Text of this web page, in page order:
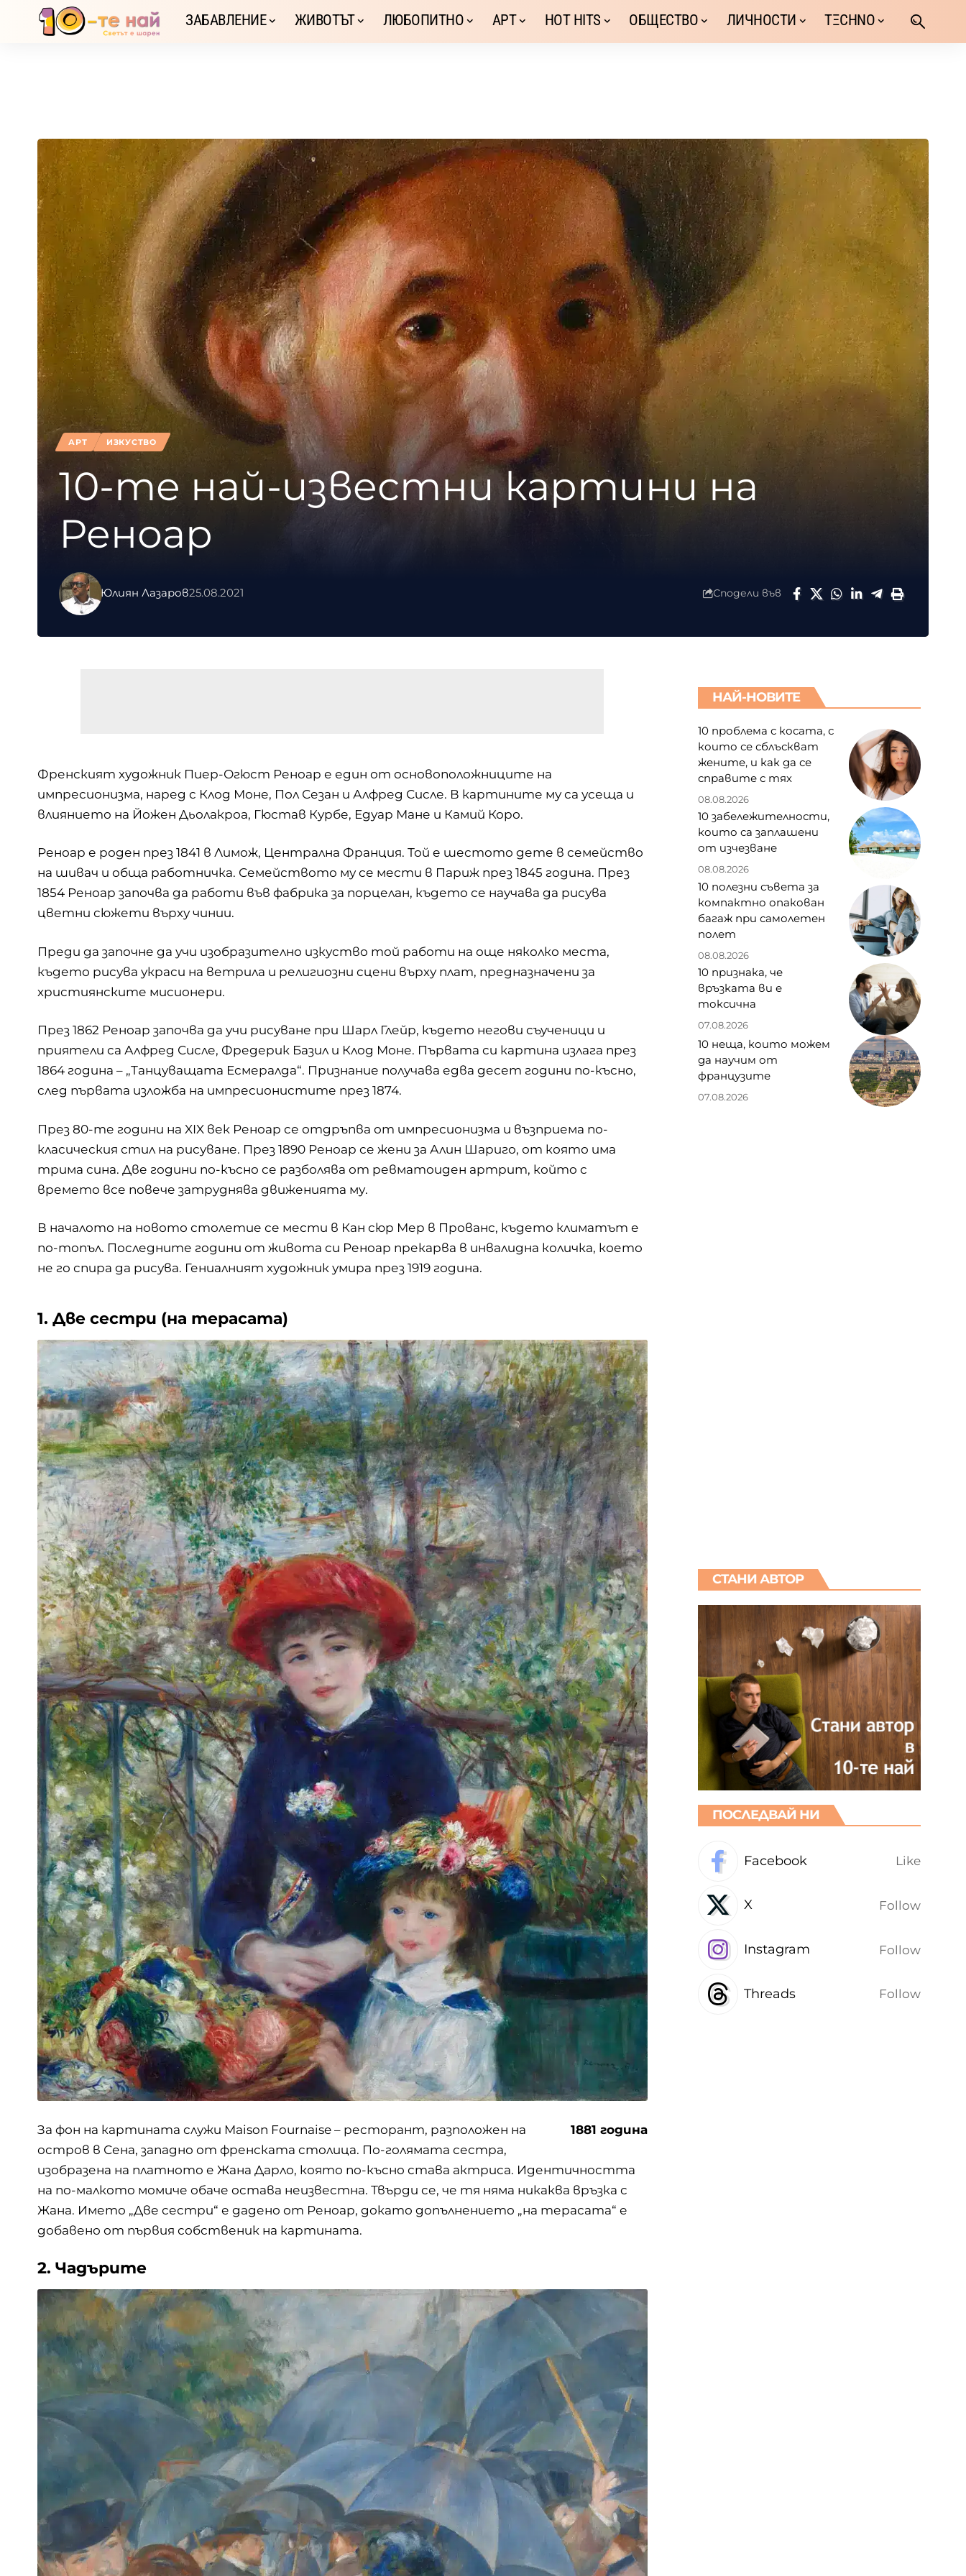
ЗАБАВЛЕНИЕ ЖИВОТЪТ ЛЮБОПИТНО АРТ HOT HITS ОБЩЕСТВО ЛИЧНОСТИ TΞCHNO
АРТ ИЗКУСТВО
10-те най-известни картини на
Реноар
Юлиян Лазаров25.08.2021 Сподели във
Френският художник Пиер-Огюст Реноар е един от основоположниците на
импресионизма, наред с Клод Моне, Пол Сезан и Алфред Сисле. В картините му са усеща и
влиянието на Йожен Дьолакроа, Гюстав Курбе, Едуар Мане и Камий Коро.
Реноар е роден през 1841 в Лимож, Централна Франция. Той е шестото дете в семейство
на шивач и обща работничка. Семейството му се мести в Париж през 1845 година. През
1854 Реноар започва да работи във фабрика за порцелан, където се научава да рисува
цветни сюжети върху чинии.
Преди да започне да учи изобразително изкуство той работи на още няколко места,
където рисува украси на ветрила и религиозни сцени върху плат, предназначени за
християнските мисионери.
През 1862 Реноар започва да учи рисуване при Шарл Глейр, където негови съученици и
приятели са Алфред Сисле, Фредерик Базил и Клод Моне. Първата си картина излага през
1864 година – „Танцуващата Есмералда“. Признание получава едва десет години по-късно,
след първата изложба на импресионистите през 1874.
През 80-те години на XIX век Реноар се отдръпва от импресионизма и възприема по-
класическия стил на рисуване. През 1890 Реноар се жени за Алин Шариго, от която има
трима сина. Две години по-късно се разболява от ревматоиден артрит, който с
времето все повече затруднява движенията му.
В началото на новото столетие се мести в Кан сюр Мер в Прованс, където климатът е
по-топъл. Последните години от живота си Реноар прекарва в инвалидна количка, което
не го спира да рисува. Гениалният художник умира през 1919 година.
1. Две сестри (на терасата)
1881 година
За фон на картината служи Maison Fournaise – ресторант, разположен на
остров в Сена, западно от френската столица. По-голямата сестра,
изобразена на платното е Жана Дарло, която по-късно става актриса. Идентичността
на по-малкото момиче обаче остава неизвестна. Твърди се, че тя няма никаква връзка с
Жана. Името „Две сестри“ е дадено от Реноар, докато допълнението „на терасата“ е
добавено от първия собственик на картината.
2. Чадърите
НАЙ-НОВИТЕ
10 проблема с косата, с
които се сблъскват
жените, и как да се
справите с тях
08.08.2026
10 забележителности,
които са заплашени
от изчезване
08.08.2026
10 полезни съвета за
компактно опакован
багаж при самолетен
полет
08.08.2026
10 признака, че
връзката ви е
токсична
07.08.2026
10 неща, които можем
да научим от
французите
07.08.2026
СТАНИ АВТОР
ПОСЛЕДВАЙ НИ
Facebook Like
X Follow
Instagram Follow
Threads Follow